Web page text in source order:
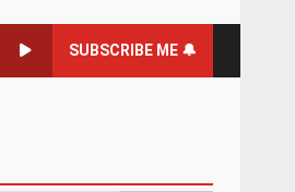
SUBSCRIBE ME 🔔